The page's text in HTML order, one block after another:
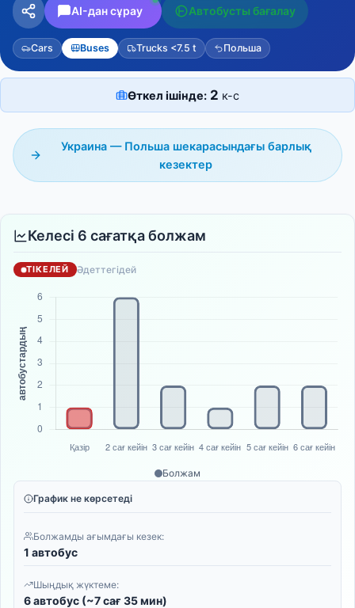
AI-дан сұрау Автобусты бағалау
Cars Buses Trucks <7.5 t Польша
Өткел ішінде: 2 к-с
Украина — Польша шекарасындағы барлық
кезектер
Келесі 6 сағатқа болжам
ТІКЕЛЕЙ Әдеттегідей
Болжам
График не көрсетеді
Болжамды ағымдағы кезек:
1 автобус
Шыңдық жүктеме:
6 автобус (~7 сағ 35 мин)